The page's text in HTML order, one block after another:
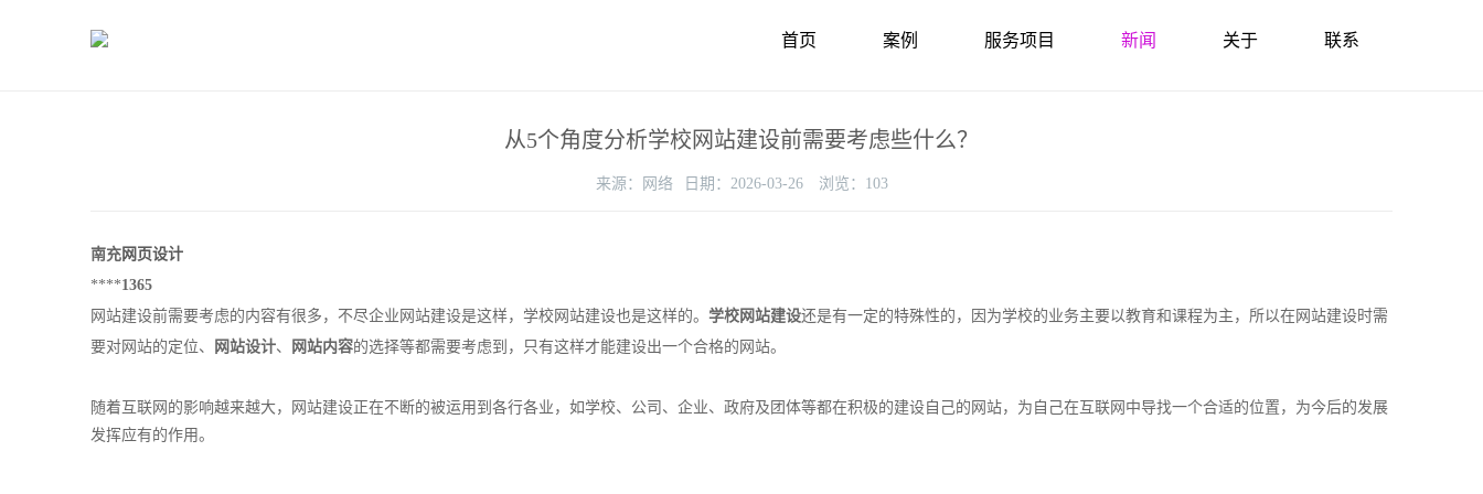
首页 案例 服务项目 新闻 关于 联系
从5个角度分析学校网站建设前需要考虑些什么？
来源： 网络 日期： 2026-03-26 浏览： 103
南充 网页设计
****1365
网站建设前需要考虑的内容有很多，不尽企业网站建设是这样，学校网站建设也是这样的。 学校网站建设还是有一定的特殊性的，因为学校的业务主要以教育和课程为主，所以在网站建设时需
要对网站的定位、
网站设计、 网站内容的选择等都需要考虑到，只有这样才能建设出一个合格的网站。
随着互联网的影响越来越大，网站建设正在不断的被运用到各行各业，如学校、公司、企业、政府及团体等都在积极的建设自己的网站，为自己在互联网中导找一个合适的位置，为今后的发展
发挥应有的作用。